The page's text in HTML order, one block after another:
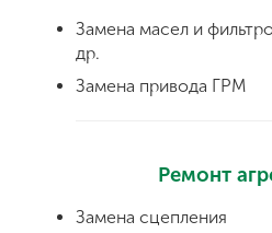
Замена масел и
др.
Замена привода ГРМ
Ремонт
Замена сцепления